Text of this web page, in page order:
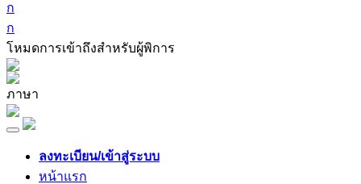
ก
ก
โหมดการเข้าถึงสำหรับผู้พิการ
ภาษา
ลงทะเบียน/เข้าสู่ระบบ
หน้าแรก